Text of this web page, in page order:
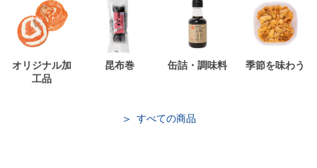
オリジナル加
工品
昆布巻 缶詰・調味料 季節を味わう
すべての商品